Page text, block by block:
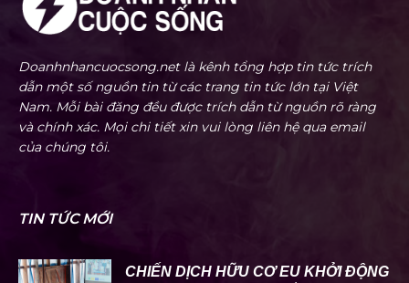
Doanhnhancuocsong.net là kênh tổng hợp tin tức trích
dẫn một số nguồn tin từ các trang tin tức lớn tại Việt
Nam. Mỗi bài đăng đều được trích dẫn từ nguồn rõ ràng
và chính xác. Mọi chi tiết xin vui lòng liên hệ qua email
của chúng tôi.
TIN TỨC MỚI
CHIẾN DỊCH HỮU CƠ EU KHỞI ĐỘNG